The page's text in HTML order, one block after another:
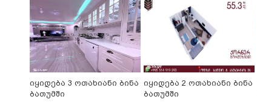
იყიდება 3 ოთახიანი ბინა
ბათუმში
იყიდება 2 ოთახიანი ბინა
ბათუმში